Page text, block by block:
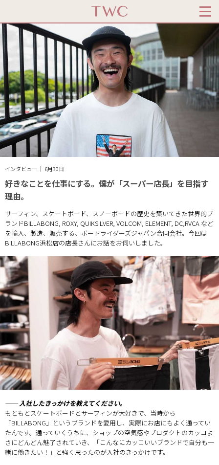
インタビュー ｜ 6月30日
好きなことを仕事にする。僕が「スーパー店長」を目指す
理由。
サーフィン、スケートボード、スノーボードの歴史を築いてきた世界的ブ
ランドBILLABONG, ROXY, QUIKSILVER, VOLCOM, ELEMENT, DC,RVCA など
を輸入、製造、販売する、ボードライダーズジャパン合同会社。今回は
BILLABONG浜松店の店長さんにお話をお伺いしました。
── 入社したきっかけを教えてください。
もともとスケートボードとサーフィンが大好きで、当時から
「BILLABONG」というブランドを愛用し、実際にお店にもよく通ってい
たんです。通っていくうちに、ショップの空気感やプロダクトのカッコよ
さにどんどん魅了されていき、「こんなにカッコいいブランドで自分も一
緒に働きたい！」と強く思ったのが入社のきっかけです。